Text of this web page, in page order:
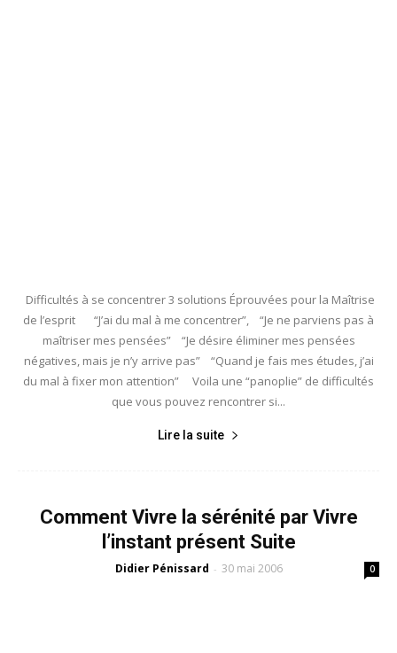
Difficultés à se concentrer 3 solutions Éprouvées pour la Maîtrise
de l’esprit “J’ai du mal à me concentrer”, “Je ne parviens pas à
maîtriser mes pensées” “Je désire éliminer mes pensées
négatives, mais je n’y arrive pas” “Quand je fais mes études, j’ai
du mal à fixer mon attention” Voila une “panoplie” de difficultés
que vous pouvez rencontrer si...
Lire la suite
Comment Vivre la sérénité par Vivre
l’instant présent Suite
Didier Pénissard - 30 mai 2006 0